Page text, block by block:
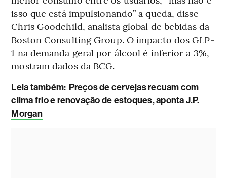
isso que está impulsionando” a queda, disse
Chris Goodchild, analista global de bebidas da
Boston Consulting Group. O impacto dos GLP-
1 na demanda geral por álcool é inferior a 3%,
mostram dados da BCG.
Leia também: Preços de cervejas recuam com
clima frio e renovação de estoques, aponta J.P.
Morgan